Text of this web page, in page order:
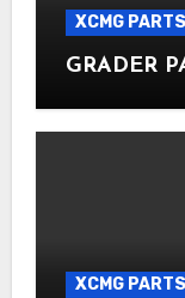
XCMG PARTS
GRADER
XCMG PARTS